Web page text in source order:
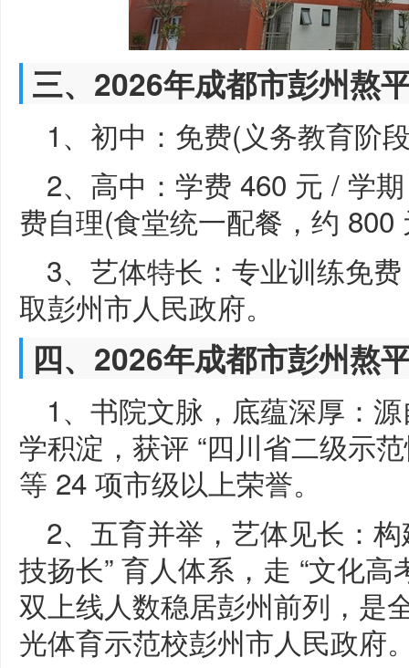
三、2026年成都市彭州熬
1、初中：免费(义务教育阶
2、高中：学费 460 元 / 学
费自理(食堂统一配餐，约 800
3、艺体特长：专业训练免
取彭州市人民政府。
四、2026年成都市彭州熬
1、书院文脉，底蕴深厚：
学积淀，获评 “四川省二级示
等 24 项市级以上荣誉。
2、五育并举，艺体见长：
技扬长” 育人体系，走 “文化
双上线人数稳居彭州前列，是
光体育示范校彭州市人民政府